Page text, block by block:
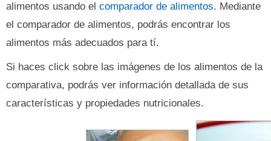
alimentos usando el comparador de alimentos. Mediante
el comparador de alimentos, podrás encontrar los
alimentos más adecuados para tí.
Si haces click sobre las imágenes de los alimentos de la
comparativa, podrás ver información detallada de sus
características y propiedades nutricionales.